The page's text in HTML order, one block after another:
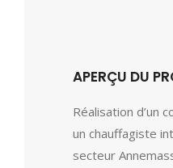
APERÇU DU
Réalisation d’un
un chauffagiste
secteur